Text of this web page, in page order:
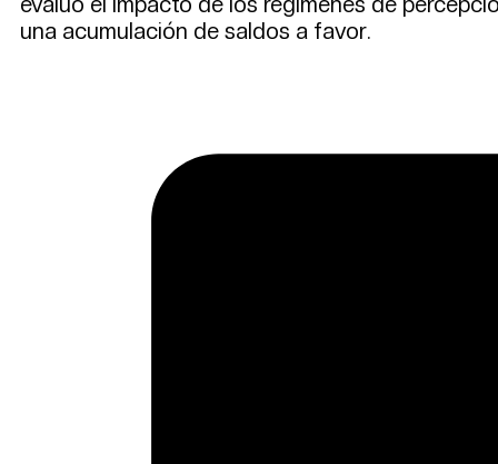
una acumulación de saldos a favor.